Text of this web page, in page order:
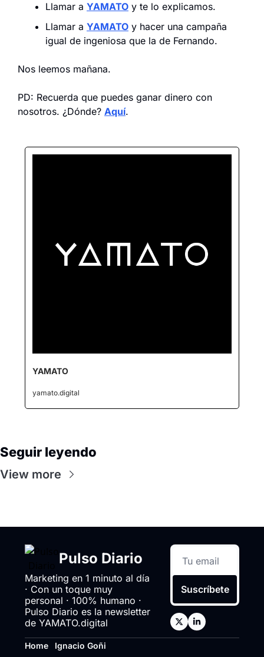
Llamar a YAMATO y te lo explicamos.
Llamar a YAMATO y hacer una campaña
igual de ingeniosa que la de Fernando.
Nos leemos mañana.
PD: Recuerda que puedes ganar dinero con
nosotros. ¿Dónde? Aquí.
YAMATO
yamato.digital
Seguir leyendo
View more
Pulso Diario
Marketing en 1 minuto al día
· Con un toque muy
personal · 100% humano ·
Pulso Diario es la newsletter
de YAMATO.digital
Suscríbete
Home
Ignacio Goñi